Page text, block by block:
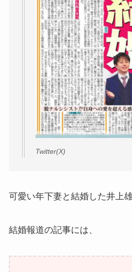
Twitter(X)
可愛い年下妻と結婚した井上雄
結婚報道の記事には、